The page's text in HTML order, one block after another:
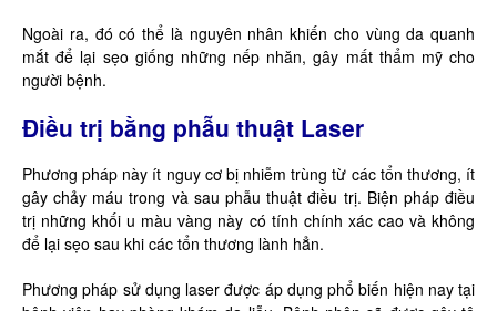
Ngoài ra, đó có thể là nguyên nhân khiến cho vùng da quanh
mắt để lại sẹo giống những nếp nhăn, gây mất thẩm mỹ cho
người bệnh.
Điều trị bằng phẫu thuật Laser
Phương pháp này ít nguy cơ bị nhiễm trùng từ các tổn thương, ít
gây chảy máu trong và sau phẫu thuật điều trị. Biện pháp điều
trị những khối u màu vàng này có tính chính xác cao và không
để lại sẹo sau khi các tổn thương lành hẳn.
Phương pháp sử dụng laser được áp dụng phổ biến hiện nay tại